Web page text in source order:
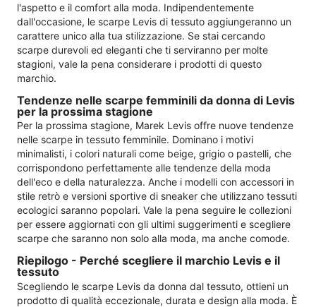
l'aspetto e il comfort alla moda. Indipendentemente
dall'occasione, le scarpe Levis di tessuto aggiungeranno un
carattere unico alla tua stilizzazione. Se stai cercando
scarpe durevoli ed eleganti che ti serviranno per molte
stagioni, vale la pena considerare i prodotti di questo
marchio.
Tendenze nelle scarpe femminili da donna di Levis
per la prossima stagione
Per la prossima stagione, Marek Levis offre nuove tendenze
nelle scarpe in tessuto femminile. Dominano i motivi
minimalisti, i colori naturali come beige, grigio o pastelli, che
corrispondono perfettamente alle tendenze della moda
dell'eco e della naturalezza. Anche i modelli con accessori in
stile retrò e versioni sportive di sneaker che utilizzano tessuti
ecologici saranno popolari. Vale la pena seguire le collezioni
per essere aggiornati con gli ultimi suggerimenti e scegliere
scarpe che saranno non solo alla moda, ma anche comode.
Riepilogo - Perché scegliere il marchio Levis e il
tessuto
Scegliendo le scarpe Levis da donna dal tessuto, ottieni un
prodotto di qualità eccezionale, durata e design alla moda. È